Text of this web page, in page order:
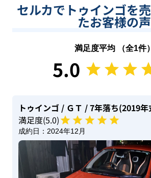
セルカでトゥインゴを
たお客様の声
満足度平均 （全1件）
5.0
トゥインゴ / ＧＴ / 7年落ち(2019年
満足度(5.0)
成約日： 2024年12月